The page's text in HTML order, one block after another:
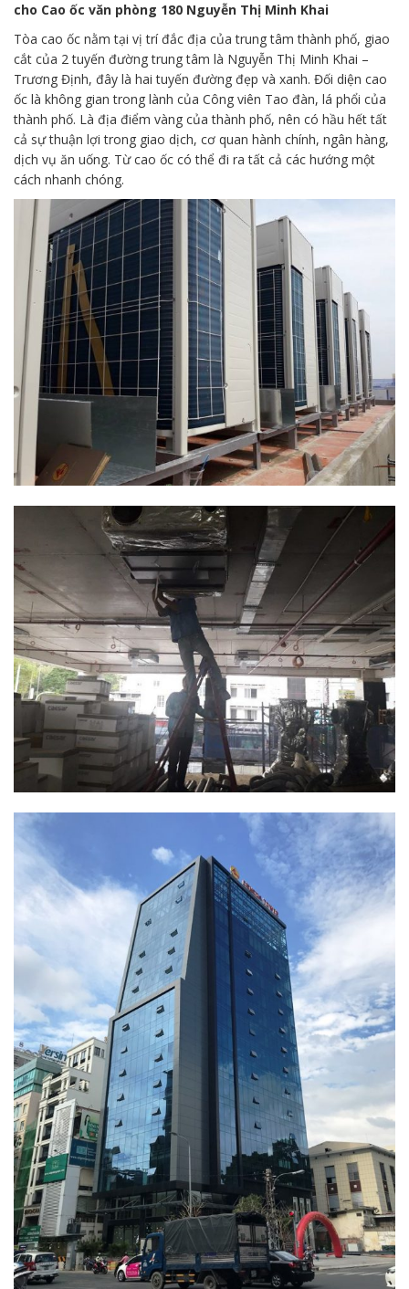
cho Cao ốc văn phòng 180 Nguyễn Thị Minh Khai
Tòa cao ốc nằm tại vị trí đắc địa của trung tâm thành phố, giao
cắt của 2 tuyến đường trung tâm là Nguyễn Thị Minh Khai –
Trương Định, đây là hai tuyến đường đẹp và xanh. Đối diện cao
ốc là không gian trong lành của Công viên Tao đàn, lá phổi của
thành phố. Là địa điểm vàng của thành phố, nên có hầu hết tất
cả sự thuận lợi trong giao dịch, cơ quan hành chính, ngân hàng,
dịch vụ ăn uống. Từ cao ốc có thể đi ra tất cả các hướng một
cách nhanh chóng.